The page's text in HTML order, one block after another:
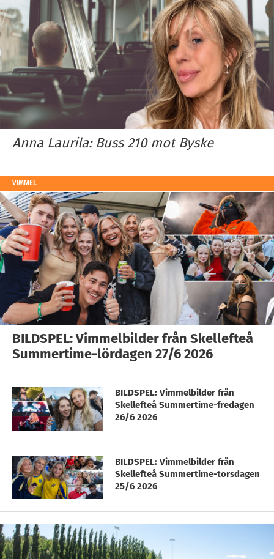
Anna Laurila: Buss 210 mot Byske
VIMMEL
BILDSPEL: Vimmelbilder från Skellefteå
Summertime-lördagen 27/6 2026
BILDSPEL: Vimmelbilder från
Skellefteå Summertime-fredagen
26/6 2026
BILDSPEL: Vimmelbilder från
Skellefteå Summertime-torsdagen
25/6 2026